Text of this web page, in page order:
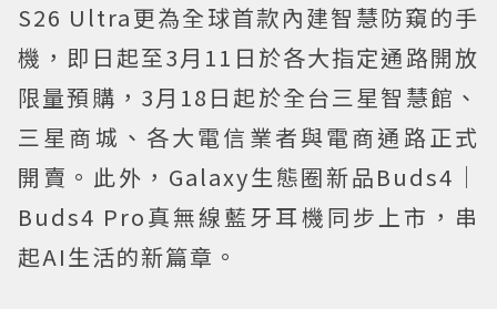
S26 Ultra更為全球首款內建智慧防窺的手
機，即日起至3月11日於各大指定通路開放
限量預購，3月18日起於全台三星智慧館、
三星商城、各大電信業者與電商通路正式
開賣。此外，Galaxy生態圈新品Buds4｜
Buds4 Pro真無線藍牙耳機同步上市，串
起AI生活的新篇章。